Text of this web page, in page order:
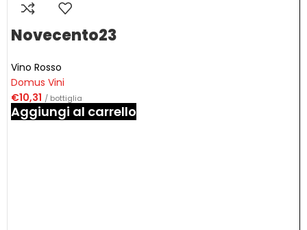
Novecento23
Vino Rosso
Domus Vini
€10,31 / bottiglia
Aggiungi al carrello